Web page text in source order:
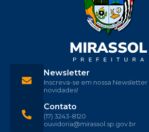
Contato
(17) 3243-8120
ouvidoria@mirassol.sp.gov.br
Newsletter
Inscreva-se em nossa
novidades!